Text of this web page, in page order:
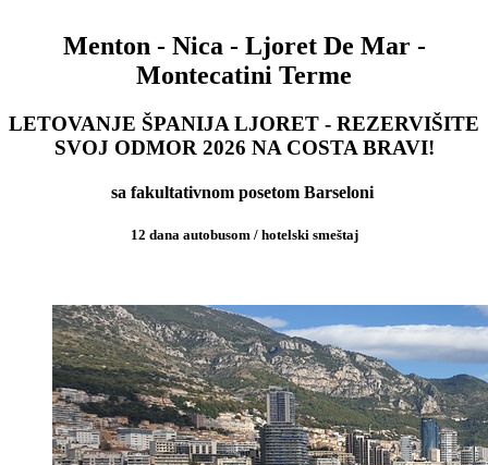
Menton - Nica - Ljoret De Mar -
Montecatini Terme
LETOVANJE ŠPANIJA LJORET - REZERVIŠITE
SVOJ ODMOR 2026 NA COSTA BRAVI!
sa fakultativnom posetom Barseloni
12 dana autobusom / hotelski smeštaj